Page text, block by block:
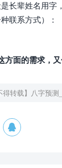
长辈姓名用字
联系方式）：
面的需求，又
转载】 八字预测
